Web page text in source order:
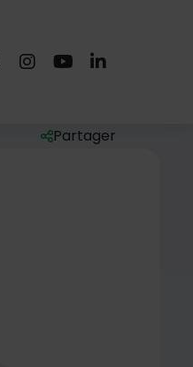
3 caractères
recherche
(Twitter)
Instagram
YouTubeLinkedIn
Liste des liens de
Partager